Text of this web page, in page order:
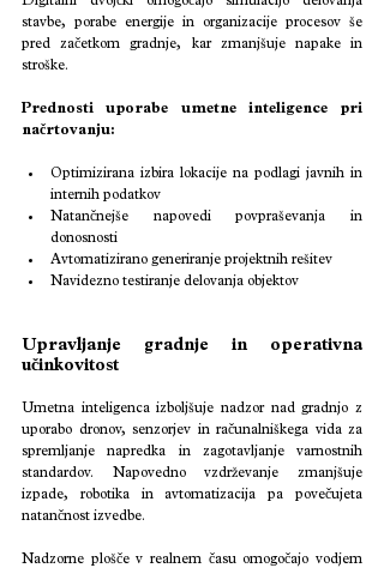
stavbe, porabe energije in organizacije procesov še
pred začetkom gradnje, kar zmanjšuje napake in
stroške.
Prednosti uporabe umetne inteligence pri
načrtovanju:
Optimizirana izbira lokacije na podlagi javnih in
internih podatkov
Natančnejše napovedi povpraševanja in
donosnosti
Avtomatizirano generiranje projektnih rešitev
Navidezno testiranje delovanja objektov
Upravljanje gradnje in operativna
učinkovitost
Umetna inteligenca izboljšuje nadzor nad gradnjo z
uporabo dronov, senzorjev in računalniškega vida za
spremljanje napredka in zagotavljanje varnostnih
standardov. Napovedno vzdrževanje zmanjšuje
izpade, robotika in avtomatizacija pa povečujeta
natančnost izvedbe.
Nadzorne plošče v realnem času omogočajo vodjem